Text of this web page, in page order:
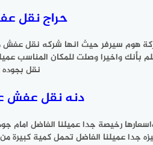
حراج نقل
هوم سيرفر حيث انها شركه نقل
بأنك واخيرا وصلت للمكان
نقل بجوده
دنه نقل عفش
رخيصة جدا عميلنا الفاضل
عميلنا الفاضل تحمل كمية كبيرة من